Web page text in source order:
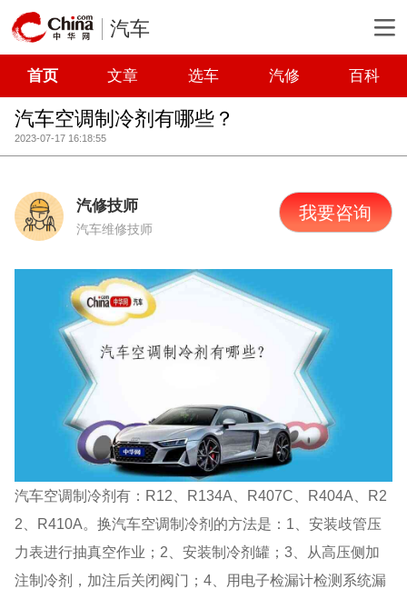
汽车
首页 文章 选车 汽修 百科
汽车空调制冷剂有哪些？
2023-07-17 16:18:55
汽修技师
汽车维修技师
我要咨询
汽车空调制冷剂有：R12、R134A、R407C、R404A、R2
2、R410A。换汽车空调制冷剂的方法是：1、安装歧管压
力表进行抽真空作业；2、安装制冷剂罐；3、从高压侧加
注制冷剂，加注后关闭阀门；4、用电子检漏计检测系统漏